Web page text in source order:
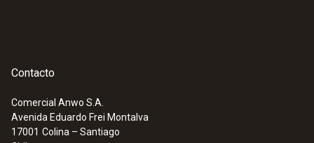
:0563 5701
Contacto
Comercial Anwo S.A.
Avenida Eduardo Frei Montalva
17001 Colina – Santiago